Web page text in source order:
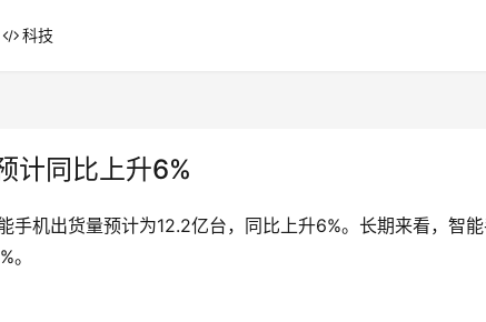
科技
计同比上升6%
机出货量预计为12.2亿台，同比上升6%。长期来看，智